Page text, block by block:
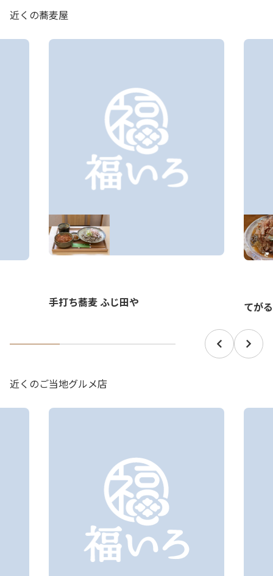
近くの蕎麦屋
手打ち蕎麦 ふじ田や てが
近くのご当地グルメ店